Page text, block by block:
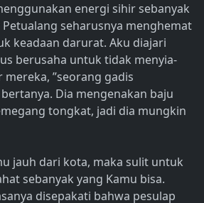
energi sihir sebanyak
seharusnya menghemat
keadaan darurat. Aku diajari
berusaha untuk tidak menyia-
”seorang gadis
Dia mengenakan baju
tongkat, jadi dia mungkin
jauh dari kota, maka sulit untuk
sebanyak yang Kamu bisa.
disepakati bahwa pesulap